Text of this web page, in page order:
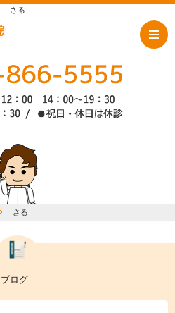
さる
さる